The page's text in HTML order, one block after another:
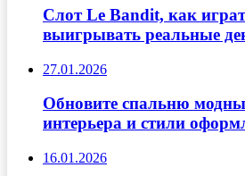
Слот Le Bandit, как
выигрывать реальные
27.01.2026
Обновите спальню
интерьера и стили
16.01.2026